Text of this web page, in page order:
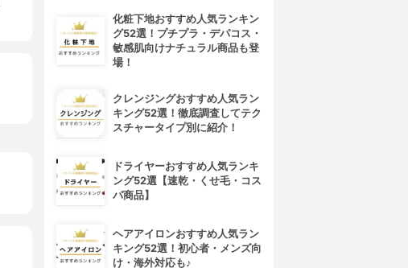
化粧下地おすすめ人気ランキン
グ52選！プチプラ・デパコス・
敏感肌向けナチュラル商品も登
場！
クレンジングおすすめ人気ラン
キング52選！徹底調査してテク
スチャータイプ別に紹介！
ドライヤーおすすめ人気ランキ
ング52選【速乾・くせ毛・コス
パ商品】
ヘアアイロンおすすめ人気ラン
キング52選！初心者・メンズ向
け・海外対応も♪